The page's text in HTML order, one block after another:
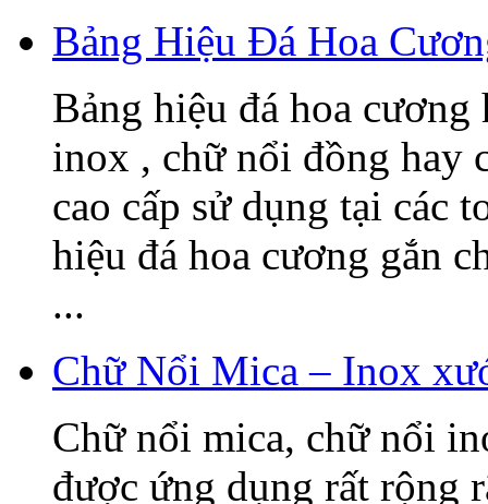
Bảng Hiệu Đá Hoa
Bảng hiệu đá hoa
inox , chữ nổi đồng hay
cao cấp sử dụng tại các
hiệu đá hoa cương gắn
...
Chữ Nổi Mica – Inox
Chữ nổi mica, chữ nổi
được ứng dụng rất rộng